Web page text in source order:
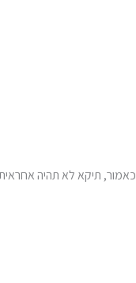
תיקא לא תהיה